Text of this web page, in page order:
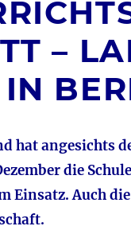
–
hat angesichts
die
Einsatz. Auch